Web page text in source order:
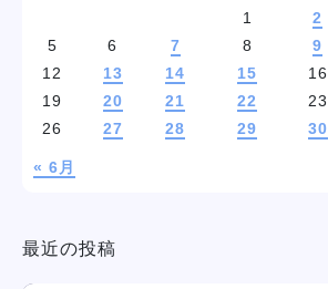
« 6月
1 2
5
6 7 8 9
12
13 14 15 16
19
20 21 22 23
26
27 28 29 30
最近の投稿